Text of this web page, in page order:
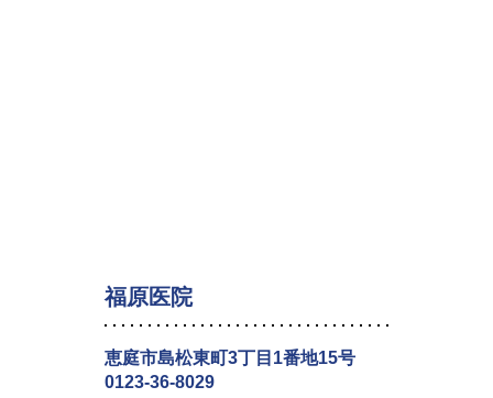
福原医院
恵庭市島松東町3丁目1番地15号
0123-36-8029